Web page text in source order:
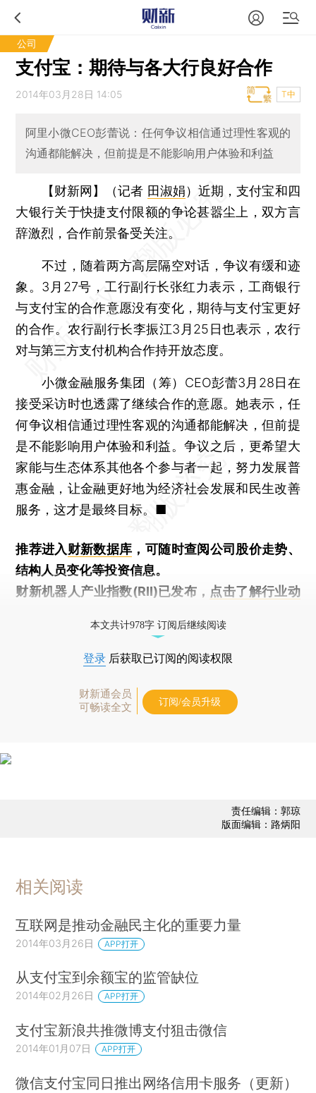
公司
支付宝：期待与各大行良好合作
2014年03月28日 14:05 T中
阿里小微CEO彭蕾说：任何争议相信通过理性客观的
沟通都能解决，但前提是不能影响用户体验和利益
【财新网】（记者 田淑娟） 近期，支付宝和四
大银行关于快捷支付限额的争论甚嚣尘上，双方言
辞激烈，合作前景备受关注。
不过，随着两方高层隔空对话，争议有缓和迹
象。3月27号，工行副行长张红力表示，工商银行
与支付宝的合作意愿没有变化，期待与支付宝更好
的合作。农行副行长李振江3月25日也表示，农行
对与第三方支付机构合作持开放态度。
小微金融服务集团（筹）CEO彭蕾3月28日在
接受采访时也透露了继续合作的意愿。她表示，任
何争议相信通过理性客观的沟通都能解决，但前提
是不能影响用户体验和利益。争议之后，更希望大
家能与生态体系其他各个参与者一起，努力发展普
惠金融，让金融更好地为经济社会发展和民生改善
服务，这才是最终目标。■
推荐进入财新数据库 ，可随时查阅公司股价走势、
结构人员变化等投资信息。
财新机器人产业指数(RII)已发布， 点击了解行业动
本文共计978字 订阅后继续阅读
登录 后获取已订阅的阅读权限
财新通会员
可畅读全文
订阅/会员升级
责任编辑：郭琼
版面编辑：路炳阳
相关阅读
互联网是推动金融民主化的重要力量
2014年03月26日 APP打开
从支付宝到余额宝的监管缺位
2014年02月26日 APP打开
支付宝新浪共推微博支付狙击微信
2014年01月07日 APP打开
微信支付宝同日推出网络信用卡服务（更新）